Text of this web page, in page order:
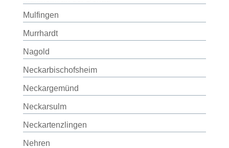
Mulfingen
Murrhardt
Nagold
Neckarbischofsheim
Neckargemünd
Neckarsulm
Neckartenzlingen
Nehren